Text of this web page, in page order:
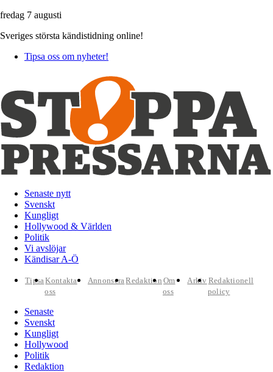
fredag 7 augusti
Sveriges största kändistidning online!
Tipsa oss om nyheter!
Senaste nytt
Svenskt
Kungligt
Hollywood & Världen
Politik
Vi avslöjar
Kändisar A-Ö
TipsaKontakta
oss
AnnonseraRedaktion Om
oss
Arkiv Redaktionell
policy
Senaste
Svenskt
Kungligt
Hollywood
Politik
Redaktion